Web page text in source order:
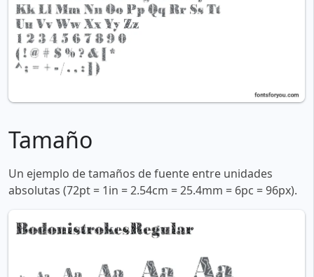
Tamaño
Un ejemplo de tamaños de fuente entre unidades
absolutas (72pt = 1in = 2.54cm = 25.4mm = 6pc = 96px).